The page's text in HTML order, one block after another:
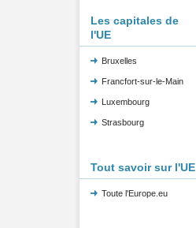
Les capitales de
l'UE
Bruxelles
Francfort-sur-le-Main
Luxembourg
Strasbourg
Tout savoir sur l'UE
Toute l'Europe.eu